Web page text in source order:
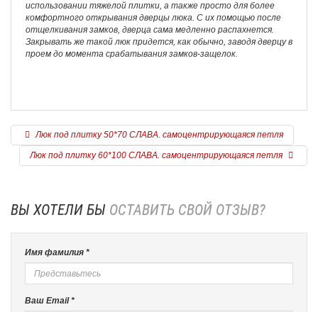
использовании тяжелой плитки, а также просто для более
комфортного открывания дверцы люка. С их помощью после
отщелкивания замков, дверца сама медленно распахнется.
Закрывать же такой люк придется, как обычно, заводя дверцу в
проем до момента срабатывания замков-защелок.
Люк под плитку 50*70 СЛАВА. самоцентрирующаяся петля
Люк под плитку 60*100 СЛАВА. самоцентрирующаяся петля
ВЫ ХОТЕЛИ БЫ ОСТАВИТЬ СВОЙ ОТЗЫВ?
Имя фамилия *
Ваш Email *